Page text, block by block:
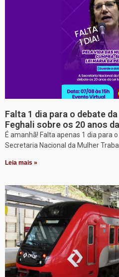
Falta 1 dia para o debate
Feghali sobre os 20 anos
É amanhã! Falta apenas 1 dia para
Secretaria Nacional da Mulher
Leia mais »